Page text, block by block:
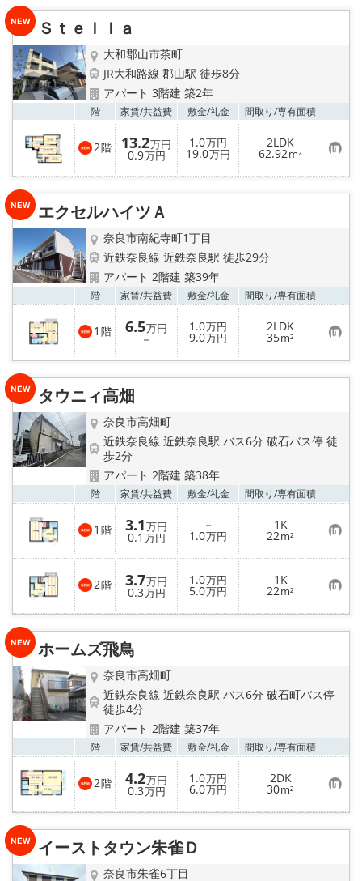
り
Ｓｔｅｌｌａ
大和郡山市茶町
JR大和路線 郡山駅 徒歩8分
アパート 3階建 築2年
階 家賃/共益費 敷金/礼金 間取り/専有面積
2階 13.2万円
0.9万円
1.0万円
19.0万円
2LDK
62.92m² お
気
に
り
エクセルハイツＡ
奈良市南紀寺町1丁目
近鉄奈良線 近鉄奈良駅 徒歩29分
アパート 2階建 築39年
階 家賃/共益費 敷金/礼金 間取り/専有面積
1 階 6.5万円
－
1.0万円
9.0万円
2LDK
35m² お
気
に
り
タウニィ高畑
奈良市高畑町
近鉄奈良線 近鉄奈良駅 バス6分 破石バス停 徒
歩2分
アパート 2階建 築38年
階 家賃/共益費 敷金/礼金 間取り/専有面積
1 階 3.1万円
0.1 万円
－
1.0万円
1K
22m² お
気
に
入
り
登
録
2階 3.7万円
0.3万円
1.0万円
5.0万円
1K
22m² お
気
に
り
ホームズ飛鳥
奈良市高畑町
近鉄奈良線 近鉄奈良駅 バス6分 破石町バス停
徒歩4分
アパート 2階建 築37年
階 家賃/共益費 敷金/礼金 間取り/専有面積
2階 4.2万円
0.3万円
1.0万円
6.0万円
2DK
30m² お
気
に
り
イーストタウン朱雀Ｄ
奈良市朱雀6丁目